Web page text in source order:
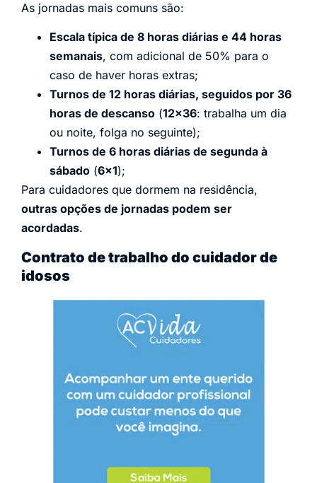
As jornadas mais comuns são:
Escala típica de 8 horas diárias e 44 horas
semanais, com adicional de 50% para o
caso de haver horas extras;
Turnos de 12 horas diárias, seguidos por 36
horas de descanso (12×36: trabalha um dia
ou noite, folga no seguinte);
Turnos de 6 horas diárias de segunda à
sábado (6×1);
Para cuidadores que dormem na residência,
outras opções de jornadas podem ser
acordadas.
Contrato de trabalho do cuidador de
idosos